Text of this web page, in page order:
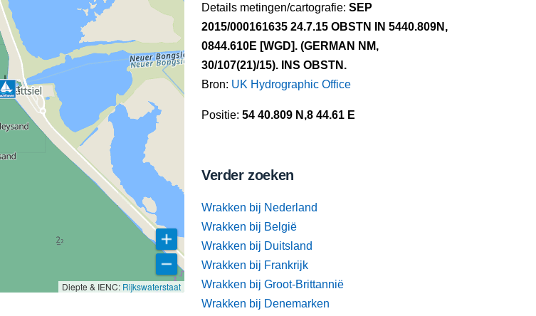
Diepte & IENC: Rijkswaterstaat
Details metingen/cartografie: SEP
2015/000161635 24.7.15 OBSTN IN 5440.809N,
0844.610E [WGD]. (GERMAN NM,
30/107(21)/15). INS OBSTN.
Bron: UK Hydrographic Office
Positie: 54 40.809 N,8 44.61 E
Verder zoeken
Wrakken bij Nederland
Wrakken bij België
Wrakken bij Duitsland
Wrakken bij Frankrijk
Wrakken bij Groot-Brittannië
Wrakken bij Denemarken